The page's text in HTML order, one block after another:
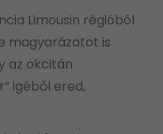
Limousin régióból
magyarázatot is
az okcitán
igéből ered,